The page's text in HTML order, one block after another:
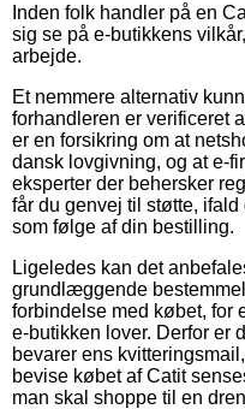
Inden folk handler på en
sig se på e-butikkens
arbejde.
Et nemmere alternativ
forhandleren er verificeret
er en forsikring om at
dansk lovgivning, og at e-
eksperter der behersker
får du genvej til støtte,
som følge af din bestilling.
Ligeledes kan det
grundlæggende
forbindelse med købet, for
e-butikken lover. Derfor er
bevarer ens
bevise købet af Catit
man skal shoppe til en